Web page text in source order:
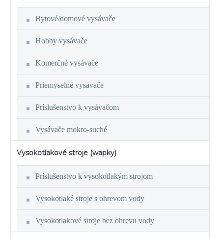
Bytové/domové vysávače
Hobby vysávače
Komerčné vysávače
Priemyselné vysavače
Príslušenstvo k vysávačom
Vysávače mokro-suché
Vysokotlakové stroje (wapky)
Príslušenstvo k vysokotlakým strojom
Vysokotlaké stroje s ohrevom vody
Vysokotlakové stroje bez ohrevu vody